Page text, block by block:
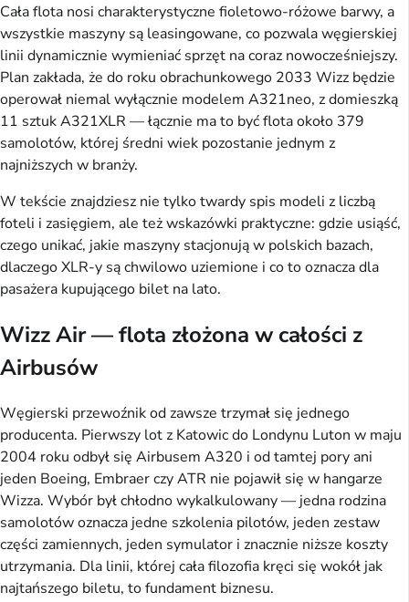
Cała flota nosi charakterystyczne fioletowo-różowe barwy, a
wszystkie maszyny są leasingowane, co pozwala węgierskiej
linii dynamicznie wymieniać sprzęt na coraz nowocześniejszy.
Plan zakłada, że do roku obrachunkowego 2033 Wizz będzie
operował niemal wyłącznie modelem A321neo, z domieszką
11 sztuk A321XLR — łącznie ma to być flota około 379
samolotów, której średni wiek pozostanie jednym z
najniższych w branży.
W tekście znajdziesz nie tylko twardy spis modeli z liczbą
foteli i zasięgiem, ale też wskazówki praktyczne: gdzie usiąść,
czego unikać, jakie maszyny stacjonują w polskich bazach,
dlaczego XLR-y są chwilowo uziemione i co to oznacza dla
pasażera kupującego bilet na lato.
Wizz Air — flota złożona w całości z
Airbusów
Węgierski przewoźnik od zawsze trzymał się jednego
producenta. Pierwszy lot z Katowic do Londynu Luton w maju
2004 roku odbył się Airbusem A320 i od tamtej pory ani
jeden Boeing, Embraer czy ATR nie pojawił się w hangarze
Wizza. Wybór był chłodno wykalkulowany — jedna rodzina
samolotów oznacza jedne szkolenia pilotów, jeden zestaw
części zamiennych, jeden symulator i znacznie niższe koszty
utrzymania. Dla linii, której cała filozofia kręci się wokół jak
najtańszego biletu, to fundament biznesu.